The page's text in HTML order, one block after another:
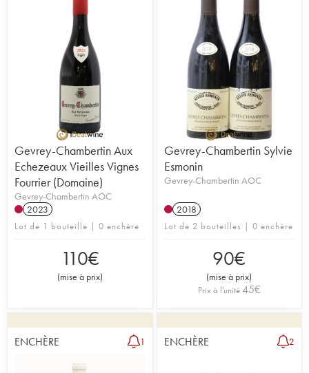
Gevrey-Chambertin Aux
Echezeaux Vieilles Vignes
Fourrier (Domaine)
Gevrey-Chambertin AOC
2023
Lot de 1 bouteille | 0 enchère
110€
(mise à prix)
Gevrey-Chambertin Sylvie
Esmonin
Gevrey-Chambertin AOC
2018
Lot de 2 bouteilles | 0 enchère
90€
(mise à prix)
Prix à l'unité45€
ENCHÈRE 1 ENCHÈRE 2